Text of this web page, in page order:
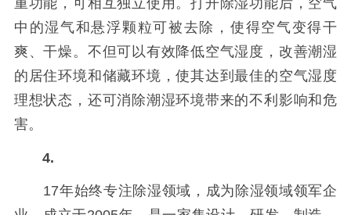
重功能，可相互独立使用。打开除湿功能后，空气
中的湿气和悬浮颗粒可被去除，使得空气变得干
爽、干燥。不但可以有效降低空气湿度，改善潮湿
的居住环境和储藏环境，使其达到最佳的空气湿度
理想状态，还可消除潮湿环境带来的不利影响和危
害。
4.
17年始终专注除湿领域，成为除湿领域领军企